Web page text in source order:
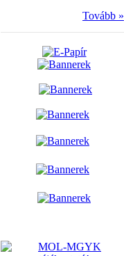
Tovább »